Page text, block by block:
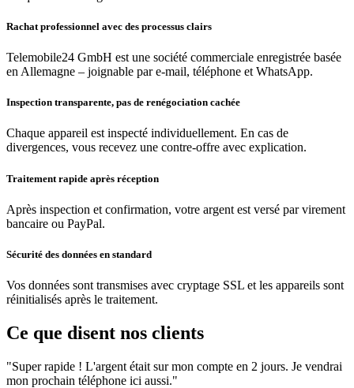
Rachat professionnel avec des processus clairs
Telemobile24 GmbH est une société commerciale enregistrée basée
en Allemagne – joignable par e-mail, téléphone et WhatsApp.
Inspection transparente, pas de renégociation cachée
Chaque appareil est inspecté individuellement. En cas de
divergences, vous recevez une contre-offre avec explication.
Traitement rapide après réception
Après inspection et confirmation, votre argent est versé par virement
bancaire ou PayPal.
Sécurité des données en standard
Vos données sont transmises avec cryptage SSL et les appareils sont
réinitialisés après le traitement.
Ce que disent nos clients
"Super rapide ! L'argent était sur mon compte en 2 jours. Je vendrai
mon prochain téléphone ici aussi."